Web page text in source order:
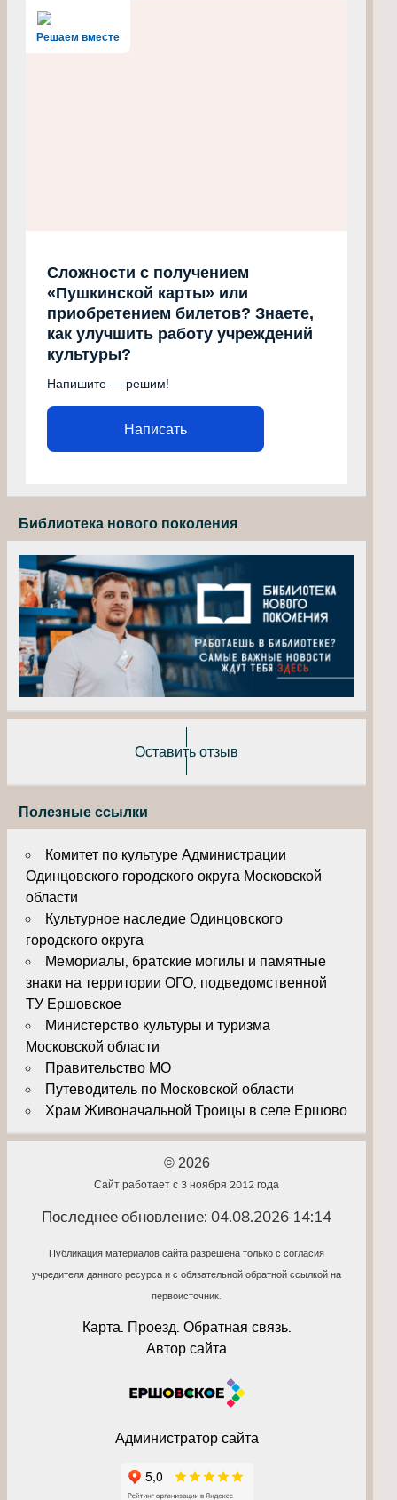
Решаем вместе
Сложности с получением
«Пушкинской карты» или
приобретением билетов? Знаете,
как улучшить работу учреждений
культуры?
Напишите — решим!
Написать
Библиотека нового поколения
Оставить отзыв
Полезные ссылки
Комитет по культуре Администрации
Одинцовского городского округа Московской
области
Культурное наследие Одинцовского
городского округа
Мемориалы, братские могилы и памятные
знаки на территории ОГО, подведомственной
ТУ Ершовское
Министерство культуры и туризма
Московской области
Правительство МО
Путеводитель по Московской области
Храм Живоначальной Троицы в селе Ершово
© 2026
Сайт работает с 3 ноября 2012 года
Последнее обновление: 04.08.2026 14:14
Публикация материалов сайта разрешена только с согласия
учредителя данного ресурса и с обязательной обратной ссылкой на
первоисточник.
Карта. Проезд. Обратная связь.
Автор сайта
Администратор сайта